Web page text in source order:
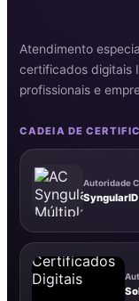
Atendimento
certificados digitais
profissionais e
CADEIA DE
Autoridade